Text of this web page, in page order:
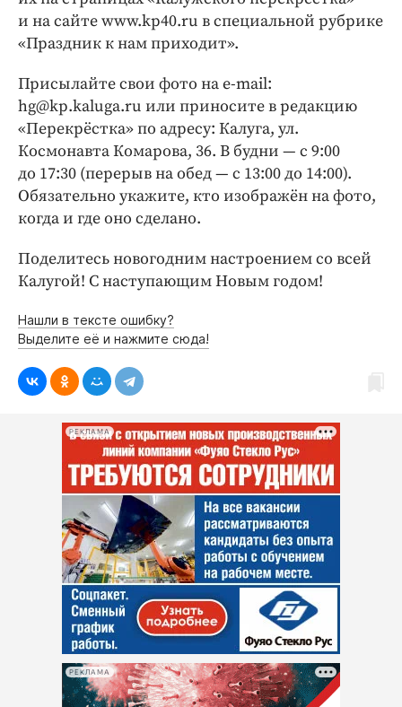
и на сайте www.kp40.ru в специальной рубрике
«Праздник к нам приходит».
Присылайте свои фото на e-mail:
hg@kp.kaluga.ru или приносите в редакцию
«Перекрёстка» по адресу: Калуга, ул.
Космонавта Комарова, 36. В будни — с 9:00
до 17:30 (перерыв на обед — с 13:00 до 14:00).
Обязательно укажите, кто изображён на фото,
когда и где оно сделано.
Поделитесь новогодним настроением со всей
Калугой! С наступающим Новым годом!
Нашли в тексте ошибку?
Выделите её и нажмите сюда!
РЕКЛАМА
РЕКЛАМА